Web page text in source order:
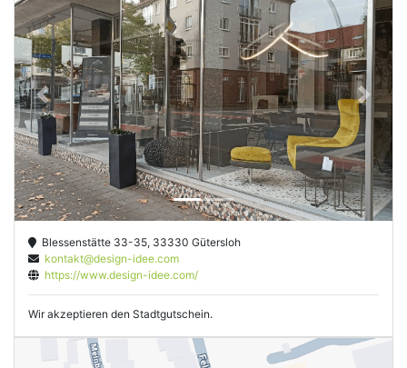
Previous Next
Blessenstätte 33-35, 33330 Gütersloh
kontakt@design-idee.com
https://www.design-idee.com/
Wir akzeptieren den Stadtgutschein.